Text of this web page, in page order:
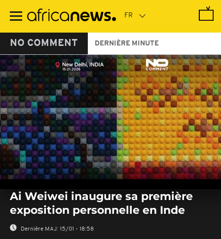
contenu
NO COMMENT DERNIÈRE MINUTE
seconds
seconds
Ai Weiwei inaugure sa première
exposition personnelle en Inde
Dernière MAJ: 15/01 - 18:58